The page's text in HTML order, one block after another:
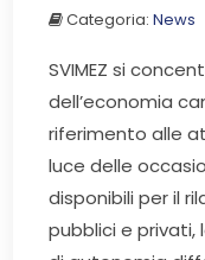
Categoria:News
SVIMEZ si
dell’economia
riferimento alle
luce delle
disponibili per il
pubblici e